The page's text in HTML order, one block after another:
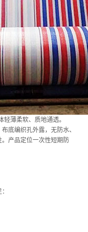
薄柔软、质地通透。
底编织孔外露，无防水、
产品定位一次性短期防